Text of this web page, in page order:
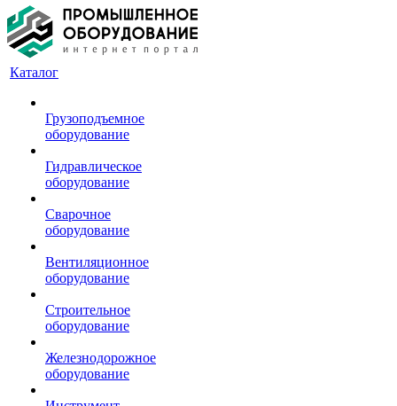
Каталог
Грузоподъемное
оборудование
Гидравлическое
оборудование
Сварочное
оборудование
Вентиляционное
оборудование
Строительное
оборудование
Железнодорожное
оборудование